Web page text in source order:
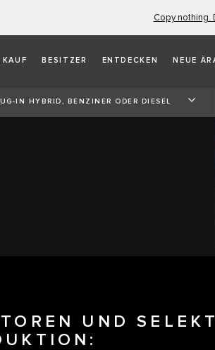
Copy nothing.
KAUF BESITZER ENTDECKEN NEUE
IN HYBRID, BENZINER ODER DIESEL
UND